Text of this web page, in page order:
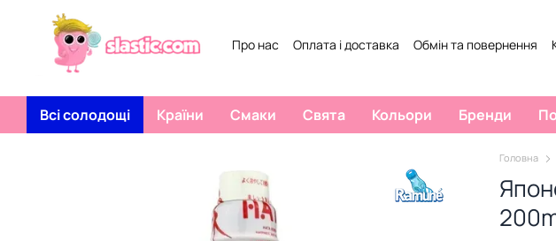
Перейти к основному контенту
Про нас
Оплата і доставка Обмін та повернення
Всі солодощі Країни Смаки Свята Кольори Бренди
Головна